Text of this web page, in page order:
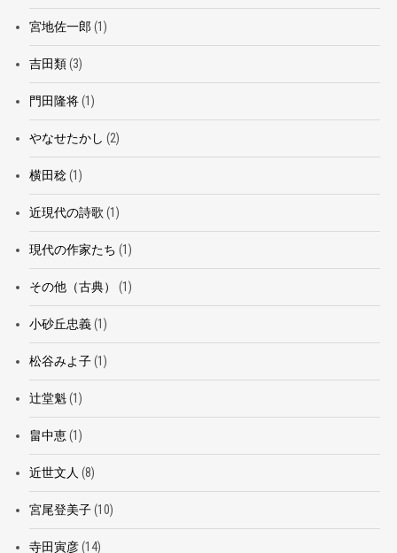
宮地佐一郎 (1)
吉田類(3)
門田隆将(1)
やなせたかし (2)
横田稔(1)
近現代の詩歌 (1)
現代の作家たち (1)
その他（古典） (1)
小砂丘忠義(1)
松谷みよ子(1)
辻堂魁(1)
畠中恵(1)
近世文人 (8)
宮尾登美子(10)
寺田寅彦(14)